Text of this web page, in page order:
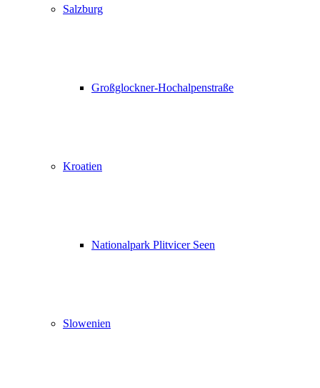
Salzburg
Großglockner-Hochalpenstraße
Kroatien
Nationalpark Plitvicer Seen
Slowenien